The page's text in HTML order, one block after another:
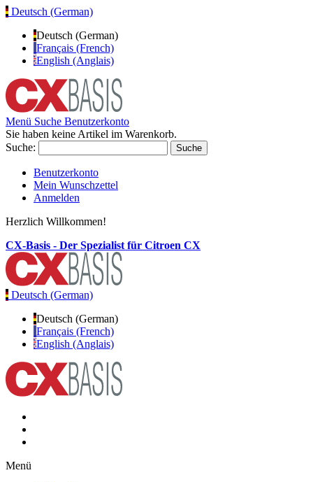
Deutsch (German)
Deutsch (German)
Français (French)
English (Anglais)
Menü Suche Benutzerkonto
Sie haben keine Artikel im Warenkorb.
Suche:
Suche
Benutzerkonto
Mein Wunschzettel
Anmelden
Herzlich Willkommen!
CX-Basis - Der Spezialist für Citroen CX
Deutsch (German)
Deutsch (German)
Français (French)
English (Anglais)
Menü